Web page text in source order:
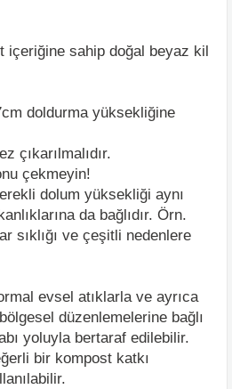
içeriğine sahip doğal beyaz kil
doldurma yüksekliğine
çıkarılmalıdır.
çekmeyin!
dolum yüksekliği aynı
da bağlıdır. Örn.
sıklığı ve çeşitli nedenlere
evsel atıklarla ve ayrıca
düzenlemelerine bağlı
yoluyla bertaraf edilebilir.
bir kompost katkı